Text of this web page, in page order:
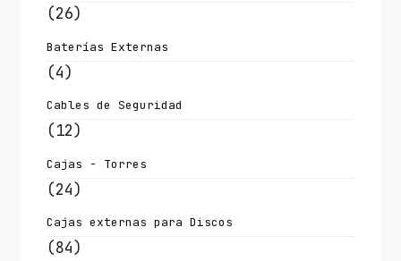
(26)
Baterías Externas
(4)
Cables de Seguridad
(12)
Cajas - Torres
(24)
Cajas externas para Discos
(84)